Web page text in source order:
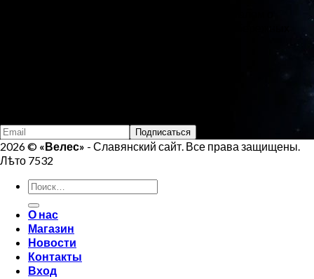
2026 © «Велес» - Славянский сайт. Все права защищены.
Лѣто 7532
Искать:
О нас
Магазин
Новости
Контакты
Вход